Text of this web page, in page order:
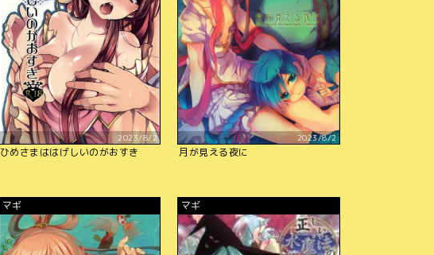
2023/8/2
ひめさまははげしいのがおすき
2023/8/2
月が見える夜に
マギ マギ